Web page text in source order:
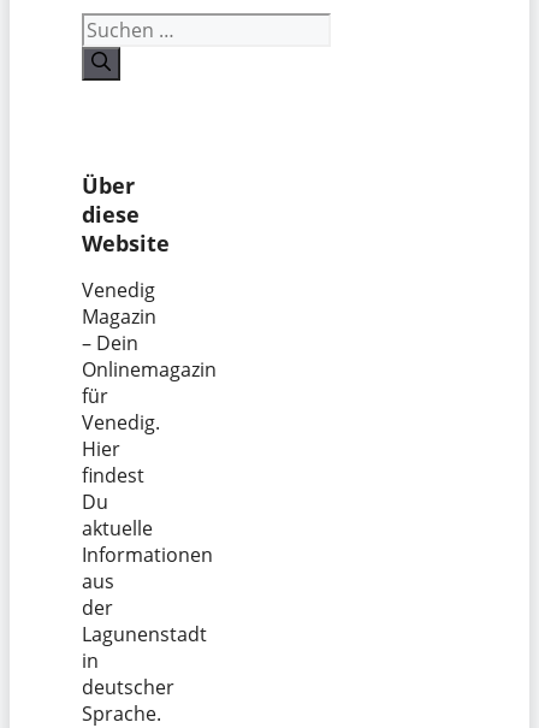
Suchen
nach:
Über
diese
Website
Venedig
Magazin
– Dein
Onlinemagazin
für
Venedig.
Hier
findest
Du
aktuelle
Informationen
aus
der
Lagunenstadt
in
deutscher
Sprache.